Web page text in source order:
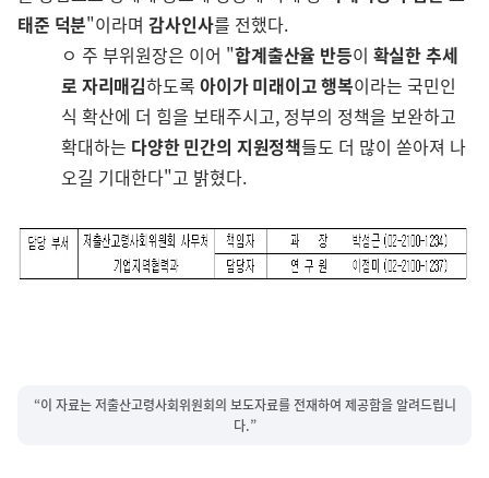
태준 덕분"이라며감사인사를 전했다.
ㅇ 주 부위원장은 이어 "합계출산율 반등이 확실한 추세
로 자리매김하도록 아이가 미래이고 행복이라는 국민인
식 확산에 더 힘을 보태주시고, 정부의 정책을 보완하고
확대하는 다양한 민간의 지원정책들도 더 많이 쏟아져 나
오길 기대한다"고 밝혔다.
“이 자료는 저출산고령사회위원회의 보도자료를 전재하여 제공함을 알려드립니
다.”